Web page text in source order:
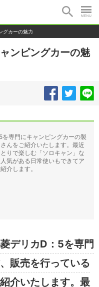
グカーの魅力
ンピングカーの魅
専門にキャンピングカーの製
んをご紹介いたします。最近
りで楽しむ「ソロキャン」な
気がある日常使いもできてア
介します。
デリカD：5を専門
販売を行っている
介いたします。最